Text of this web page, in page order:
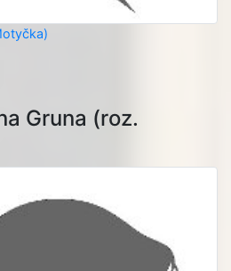
Gruna (roz.